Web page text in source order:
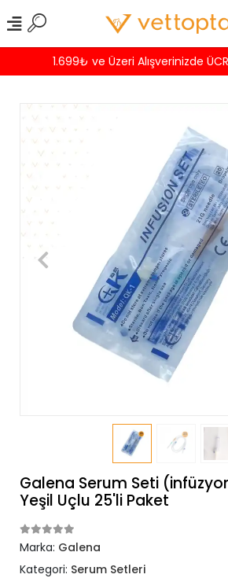
1.699₺ ve Üzeri Alışverinizde
Galena Serum Seti
Yeşil Uçlu 25'li Paket
Marka: Galena
Kategori: Serum Setleri